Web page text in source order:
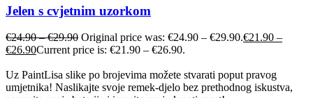
Jelen s cvjetnim uzorkom
€24.90–€29.90 Original price was: €24.90 – €29.90.€21.90 –
€26.90Current price is: €21.90 – €26.90.
Uz PaintLisa slike po brojevima možete stvarati poput pravog
umjetnika! Naslikajte svoje remek-djelo bez prethodnog iskustva,